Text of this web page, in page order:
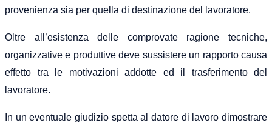
provenienza sia per quella di destinazione del lavoratore.
Oltre all’esistenza delle comprovate ragione tecniche,
organizzative e produttive deve sussistere un rapporto causa
effetto tra le motivazioni addotte ed il trasferimento del
lavoratore.
In un eventuale giudizio spetta al datore di lavoro dimostrare